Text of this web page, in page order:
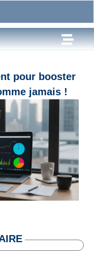
pour booster
jamais !